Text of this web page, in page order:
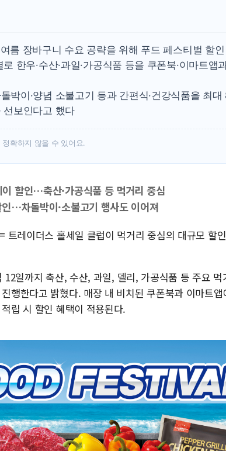
상
낙
새
[
름 장바구니 수요 공략을 위해 푸드 페스티벌 할
한우·수산·과일·가공식품 등을 쿠폰북·이마트앱
박이·양념 소불고기 등과 간편식·건강식품을 최
선보인다고 했다
확하지 않을 수 있어요.
할인…축산·가공식품 등 먹거리 중심
…차돌박이·소불고기 행사도 이어져
트레이더스 홀세일 클럽이 먹거리 중심의 대규모 할
12일까지 축산, 수산, 과일, 델리, 가공식품 등 주요
행한다고 밝혔다. 매장 내 비치된 쿠폰북과 이마트
립 시 할인 혜택이 적용된다.